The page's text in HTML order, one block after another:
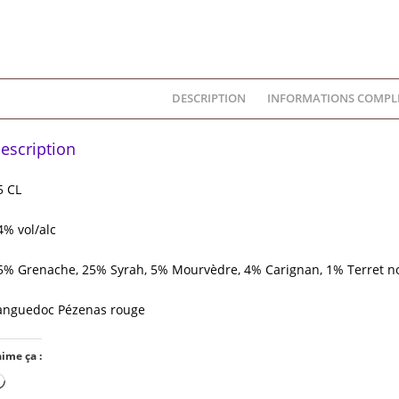
DESCRIPTION INFORMATIONS
CL
vol/alc
Grenache, 25% Syrah, 5% Mourvèdre, 4% Carignan, 1% Terret
Pézenas rouge
ça :
Chargement…